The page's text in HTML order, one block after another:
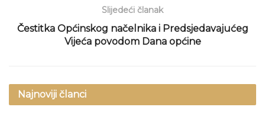
Slijedeći članak
Čestitka Općinskog načelnika i Predsjedavajućeg
Vijeća povodom Dana općine
Najnoviji članci